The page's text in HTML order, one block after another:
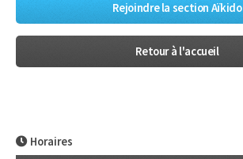
Horaires
Rejoindre la section Aïkido
Retour à l'accueil